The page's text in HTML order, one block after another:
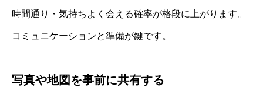
時間通り・気持ちよく会える確率が格段に上がります。
コミュニケーションと準備が鍵です。
写真や地図を事前に共有する